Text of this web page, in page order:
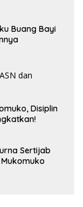
Buang Bayi
Disiplin
Sertijab